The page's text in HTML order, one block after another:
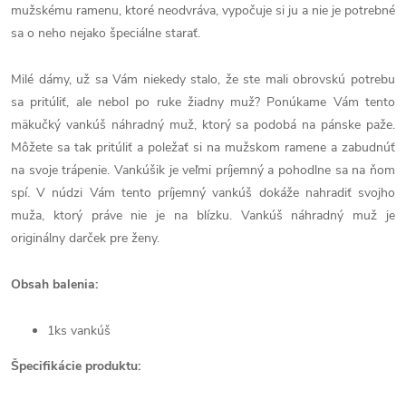
mužskému ramenu, ktoré neodvráva, vypočuje si ju a nie je potrebné
sa o neho nejako špeciálne starať.
Milé dámy, už sa Vám niekedy stalo, že ste mali obrovskú potrebu
sa pritúliť, ale nebol po ruke žiadny muž? Ponúkame Vám tento
mäkučký vankúš náhradný muž, ktorý sa podobá na pánske paže.
Môžete sa tak pritúliť a poležať si na mužskom ramene a zabudnúť
na svoje trápenie. Vankúšik je veľmi príjemný a pohodlne sa na ňom
spí. V núdzi Vám tento príjemný vankúš dokáže nahradiť svojho
muža, ktorý práve nie je na blízku. Vankúš náhradný muž je
originálny darček pre ženy.
Obsah balenia:
1ks vankúš
Špecifikácie produktu: